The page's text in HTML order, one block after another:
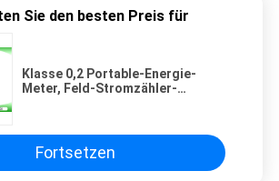
Sie den besten Preis für
Klasse 0,2 Portable-Energie-
Meter, Feld-Stromzähler-
Fortsetzen